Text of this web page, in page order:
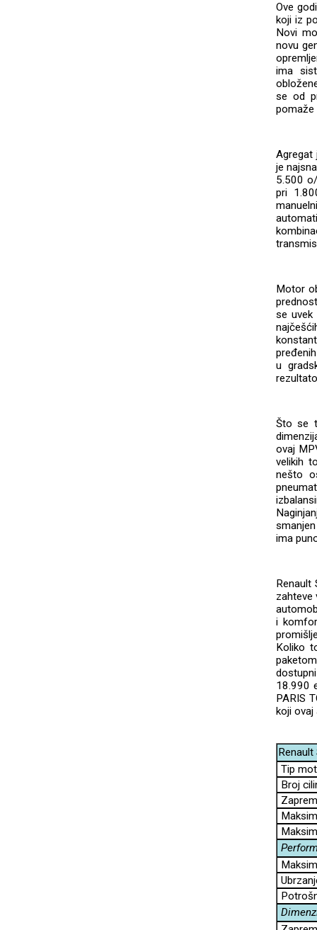
Ove
koji iz
Novi
novu
ima
se od
pomaže
Agregat
je
5.500
pri
Motor
se uvek
u
Što se
ovaj
velikih
nešto
ima
Renault
zahteve
i
Koliko
18.990
PARIS
koji
Tip
Broj